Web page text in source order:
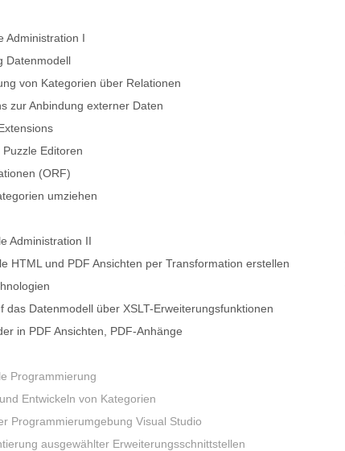
Administration I
Datenmodell
von Kategorien über Relationen
zur Anbindung externer Daten
Puzzle Editoren
(ORF)
umziehen
Administration II
HTML und PDF Ansichten per Transformation erstellen
das Datenmodell über XSLT-Erweiterungsfunktionen
in PDF Ansichten, PDF-Anhänge
Programmierung
Entwickeln von Kategorien
Programmierumgebung Visual Studio
ausgewählter Erweiterungsschnittstellen